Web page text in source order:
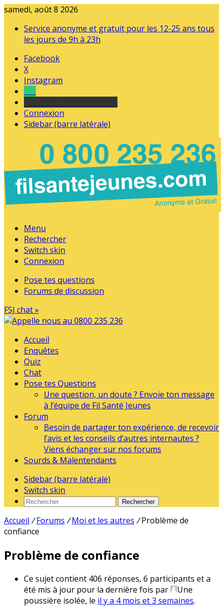
samedi, août 8 2026
Service anonyme et gratuit pour les 12-25 ans tous
les jours de 9h à 23h
Facebook
X
Instagram
Connexion
Sidebar (barre latérale)
Menu
Rechercher
Switch skin
Connexion
Pose tes questions
Forums de discussion
FSJ chat »
Accueil
Enquêtes
Quiz
Chat
Pose tes Questions
Une question, un doute ? Envoie ton message
à l’équipe de Fil Santé Jeunes
Forum
Besoin de partager ton expérience, de recevoir
l’avis et les conseils d’autres internautes ?
Viens échanger sur nos forums
Sourds & Malentendants
Sidebar (barre latérale)
Switch skin
Rechercher
Accueil / Forums / Moi et les autres / Problème de
confiance
Problème de confiance
Ce sujet contient 406 réponses, 6 participants et a
été mis à jour pour la dernière fois par
Une
poussière isolée, le il y a 4 mois et 3 semaines.